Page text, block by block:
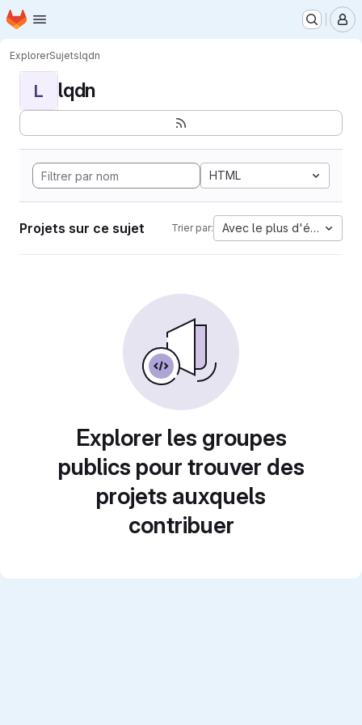
Passer au contenu principal
Page d'accueil
ExplorerSujetslqdn
L lqdn
HTML
Projets sur ce sujet Trier par: Avec le plus d'étoiles
Explorer les groupes
publics pour trouver des
projets auxquels
contribuer